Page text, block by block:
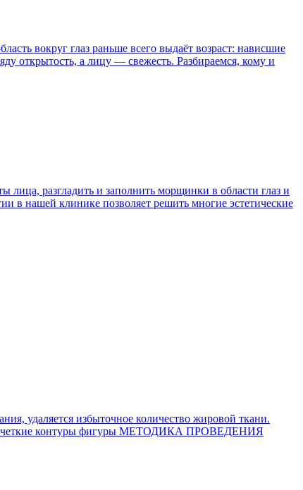
вокруг глаз раньше всего выдаёт возраст: нависшие
открытость, а лицу — свежесть. Разбираемся, кому и
разгладить и заполнить морщинки в области глаз и
в нашей клинике позволяет решить многие эстетические
удаляется избыточное количество жировой ткани.
контуры фигуры МЕТОДИКА ПРОВЕДЕНИЯ